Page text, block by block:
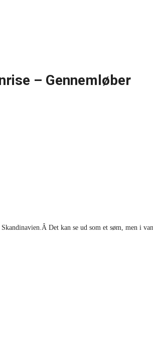
– Gennemløber
Skandinavien.Â Det kan se ud som et søm, men